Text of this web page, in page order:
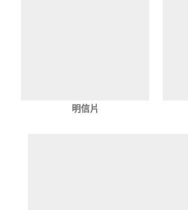
明信片